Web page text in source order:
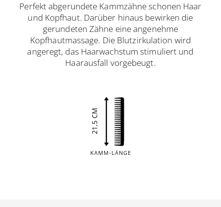
Perfekt abgerundete Kammzähne schonen Haar
und Kopfhaut. Darüber hinaus bewirken die
gerundeten Zähne eine angenehme
Kopfhautmassage. Die Blutzirkulation wird
angeregt, das Haarwachstum stimuliert und
Haarausfall vorgebeugt.
21,5 CM
KAMM-LÄNGE